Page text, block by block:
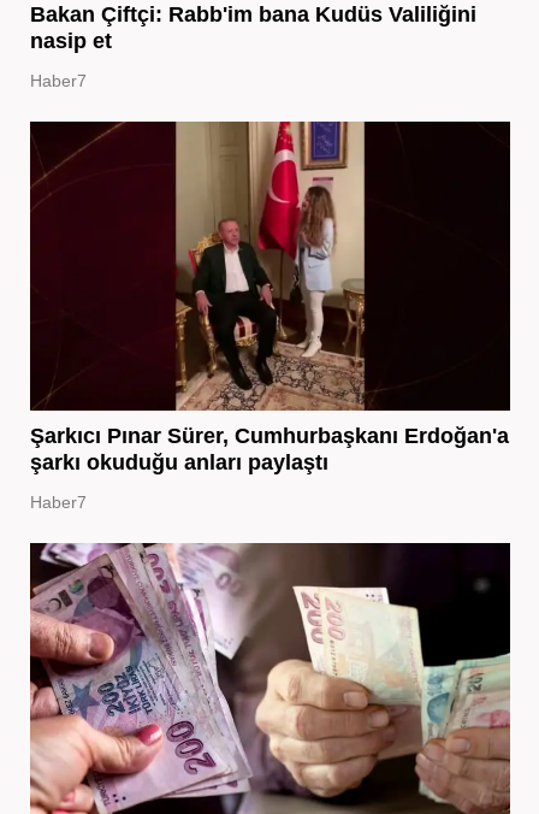
Bakan Çiftçi: Rabb'im bana Kudüs Valiliğini
nasip et
Haber7
Şarkıcı Pınar Sürer, Cumhurbaşkanı Erdoğan'a
şarkı okuduğu anları paylaştı
Haber7